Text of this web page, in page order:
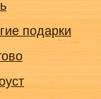
подарки